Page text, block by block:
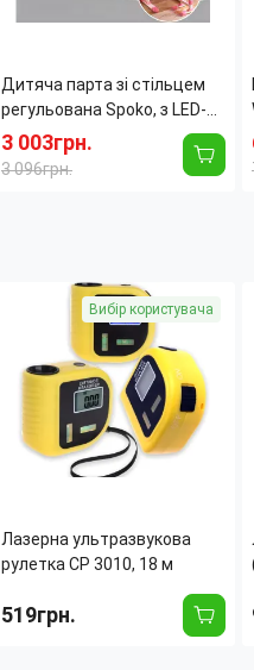
Дитяча парта зі стільцем
регульована Spoko, з LED-
лампою та підставкою для
книг, канцелярії, 70х50 см,
3 003грн.
3 096грн.
Вибір користувача
Лазерна ультразвукова
рулетка CP 3010, 18 м
519грн.